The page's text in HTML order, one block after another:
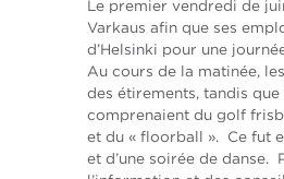
Le premier vendredi de
Varkaus afin que ses
d’Helsinki pour une
Au cours de la matinée,
des étirements, tandis
comprenaient du golf
et du « floorball ». Ce fut
et d’une soirée de danse.